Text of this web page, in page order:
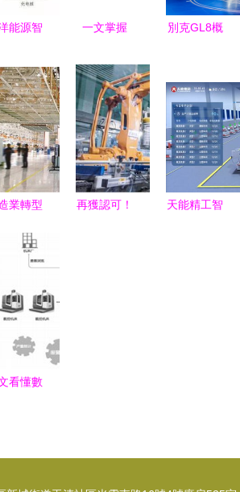
能源智
系統在
運，引
源管理
紀元
一文掌握
場景下的多
媒體設備配
置與智能控
制系統集成
指南
別克GL8概
智慧駕艙全
球首發，引
領未來智能
出行新范式
業轉型
廠的核
系統集成
再獲認可！
天能精工智
看懂數